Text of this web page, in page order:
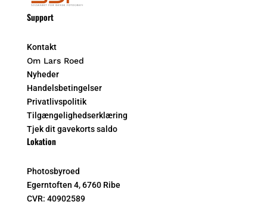
Support
Kontakt
Om Lars Roed
Nyheder
Handelsbetingelser
Privatlivspolitik
Tilgængelighedserklæring
Tjek dit gavekorts saldo
Lokation
Photosbyroed
Egerntoften 4, 6760 Ribe
CVR: 40902589